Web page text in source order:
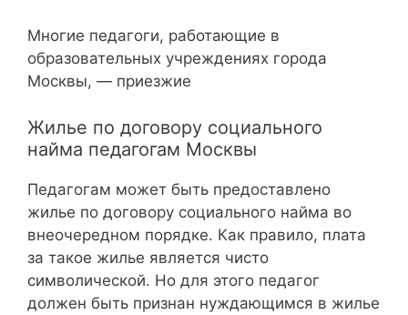
Многие педагоги, работающие в
образовательных учреждениях города
Москвы, — приезжие
Жилье по договору социального
найма педагогам Москвы
Педагогам может быть предоставлено
жилье по договору социального найма во
внеочередном порядке. Как правило, плата
за такое жилье является чисто
символической. Но для этого педагог
должен быть признан нуждающимся в жилье